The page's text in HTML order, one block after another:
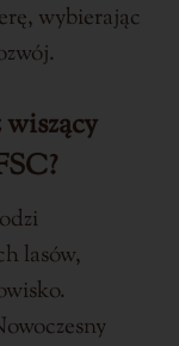
wybierając
lasów,